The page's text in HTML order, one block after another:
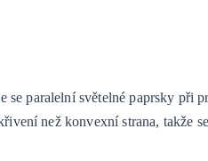
paralelní světelné paprsky při
než konvexní strana, takže